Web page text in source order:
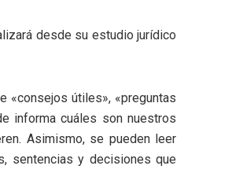
desde su estudio jurídico
«consejos útiles», «preguntas
informa cuáles son nuestros
Asimismo, se pueden leer
sentencias y decisiones que